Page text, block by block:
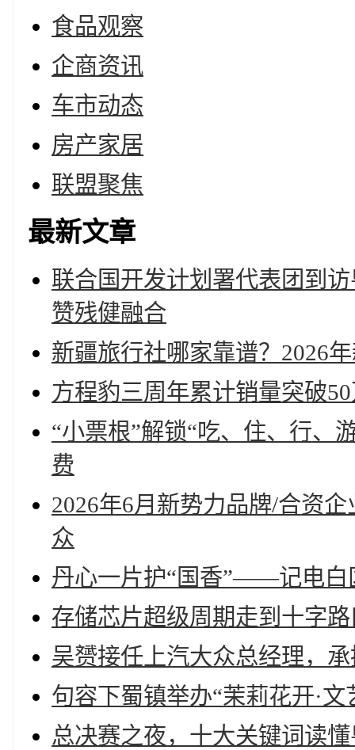
食品观察
企商资讯
车市动态
房产家居
联盟聚焦
最新文章
联合国开发计划署代表团到
赞残健融合
新疆旅行社哪家靠谱？2026
方程豹三周年累计销量突破
“小票根”解锁“吃、住、行、
费
2026年6月新势力品牌/合资
众
丹心一片护“国香”——记电白
存储芯片超级周期走到十字
吴赟接任上汽大众总经理，
句容下蜀镇举办“茉莉花开·
总决赛之夜，十大关键词读